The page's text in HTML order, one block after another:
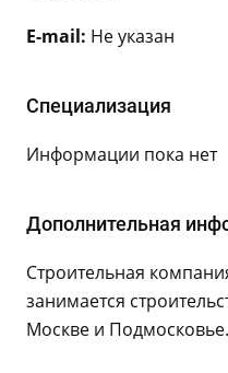
E-mail: Не указан
Специализация
Информации пока нет
Дополнительная
Строительная
занимается
Москве и Подмосковье.